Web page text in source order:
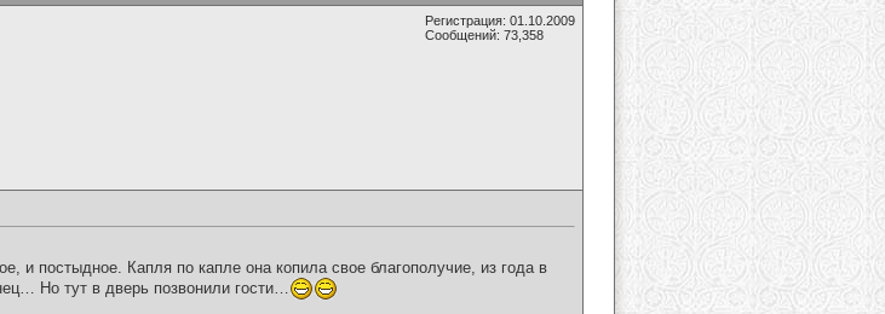
Регистрация: 01.10.2009
Сообщений: 73,358
и постыдное. Капля по капле она копила свое благополучие, из года в
Но тут в дверь позвонили гости…